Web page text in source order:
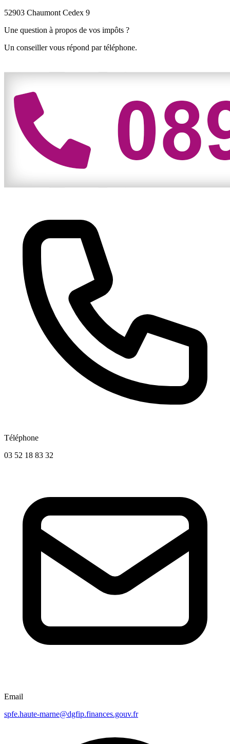
52903 Chaumont Cedex 9
Une question à propos de vos impôts ?
Un conseiller vous répond par téléphone.
Téléphone
03 52 18 83 32
Email
spfe.haute-marne@dgfip.finances.gouv.fr